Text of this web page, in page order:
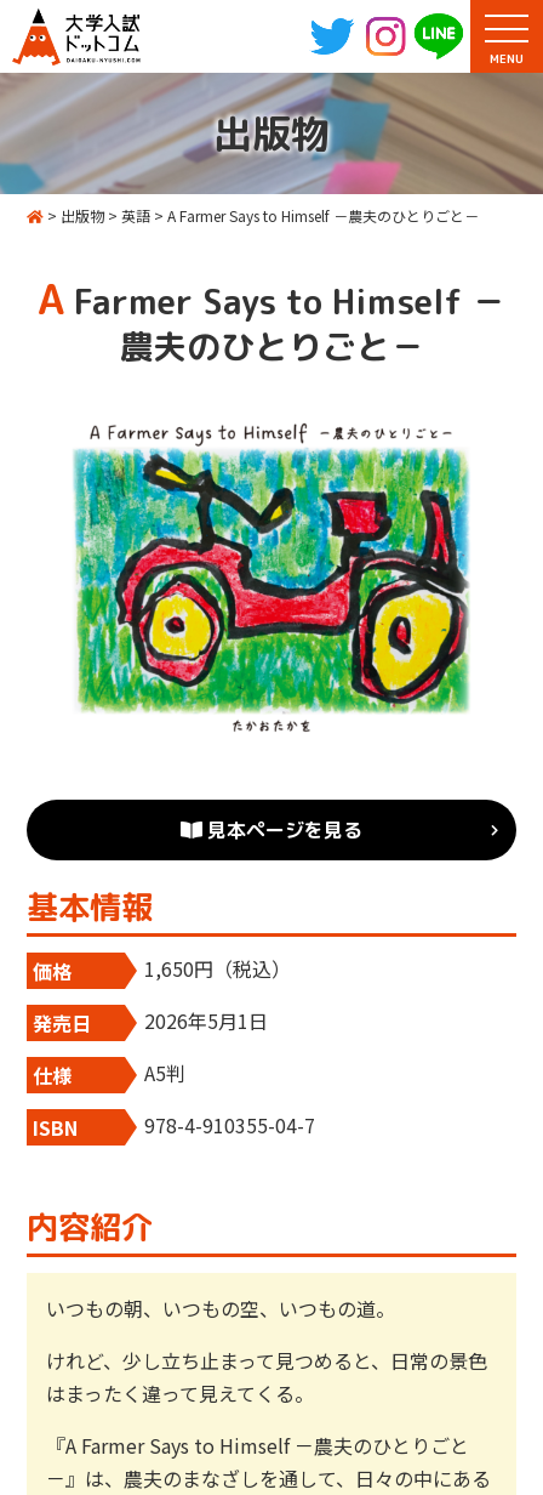
MENU
出版物
> 出版物>英語 >A Farmer Says to Himself －農夫のひとりごと－
A Farmer Says to Himself －
農夫のひとりごと－
見本ページを見る
基本情報
価格
1,650円（税込）
発売日
2026年5月1日
仕様
A5判
ISBN
978-4-910355-04-7
内容紹介
いつもの朝、いつもの空、いつもの道。
けれど、少し立ち止まって見つめると、日常の景色
はまったく違って見えてくる。
『A Farmer Says to Himself －農夫のひとりごと
－』は、農夫のまなざしを通して、日々の中にある